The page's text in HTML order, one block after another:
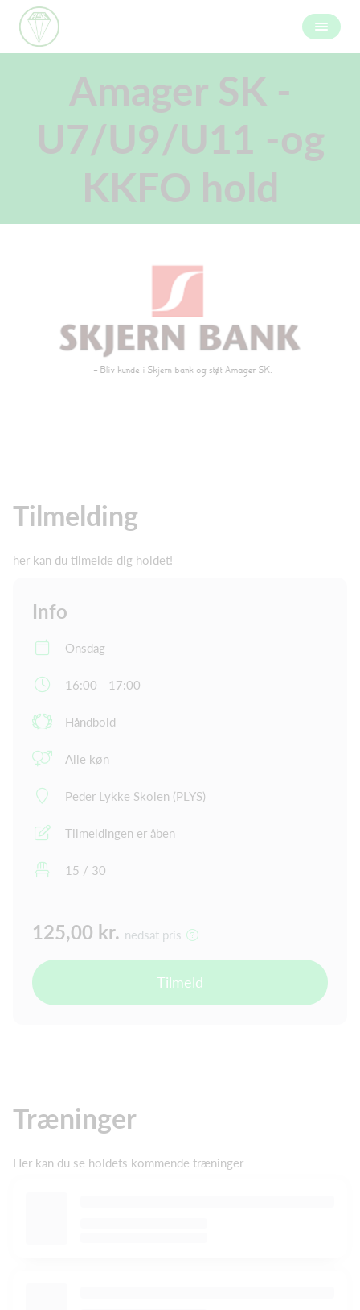
Amager SK -
U7/U9/U11 -og
KKFO hold
Tilmelding
her kan du tilmelde dig holdet!
Info
Onsdag
16:00 - 17:00
Håndbold
Alle køn
Peder Lykke Skolen (PLYS)
Tilmeldingen er åben
15 / 30
125,00 kr. nedsat pris
Tilmeld
Træninger
Her kan du se holdets kommende træninger